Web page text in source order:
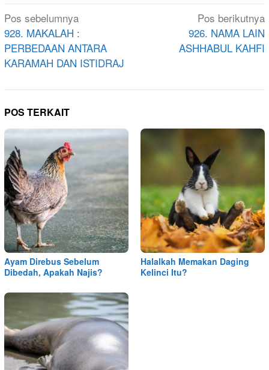
Navigasi
pos
Pos sebelumnya
928. MAKALAH :
PERBEDAAN ANTARA
KARAMAH DAN ISTIDRAJ
Pos berikutnya
926. NAMA LAIN
ASHHABUL KAHFI
POS TERKAIT
Ayam Direbus Sebelum
Dibedah, Apakah Najis?
Halalkah Memakan Daging
Kelinci Itu?